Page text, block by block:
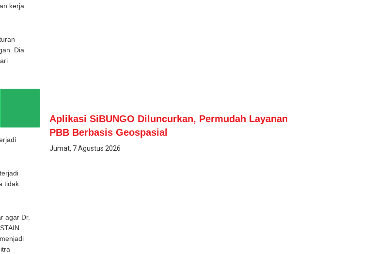
kerja
Dia
tidak
agar Dr.
Aplikasi SiBUNGO Diluncurkan, Permudah Layanan
PBB Berbasis Geospasial
Jumat, 7 Agustus 2026